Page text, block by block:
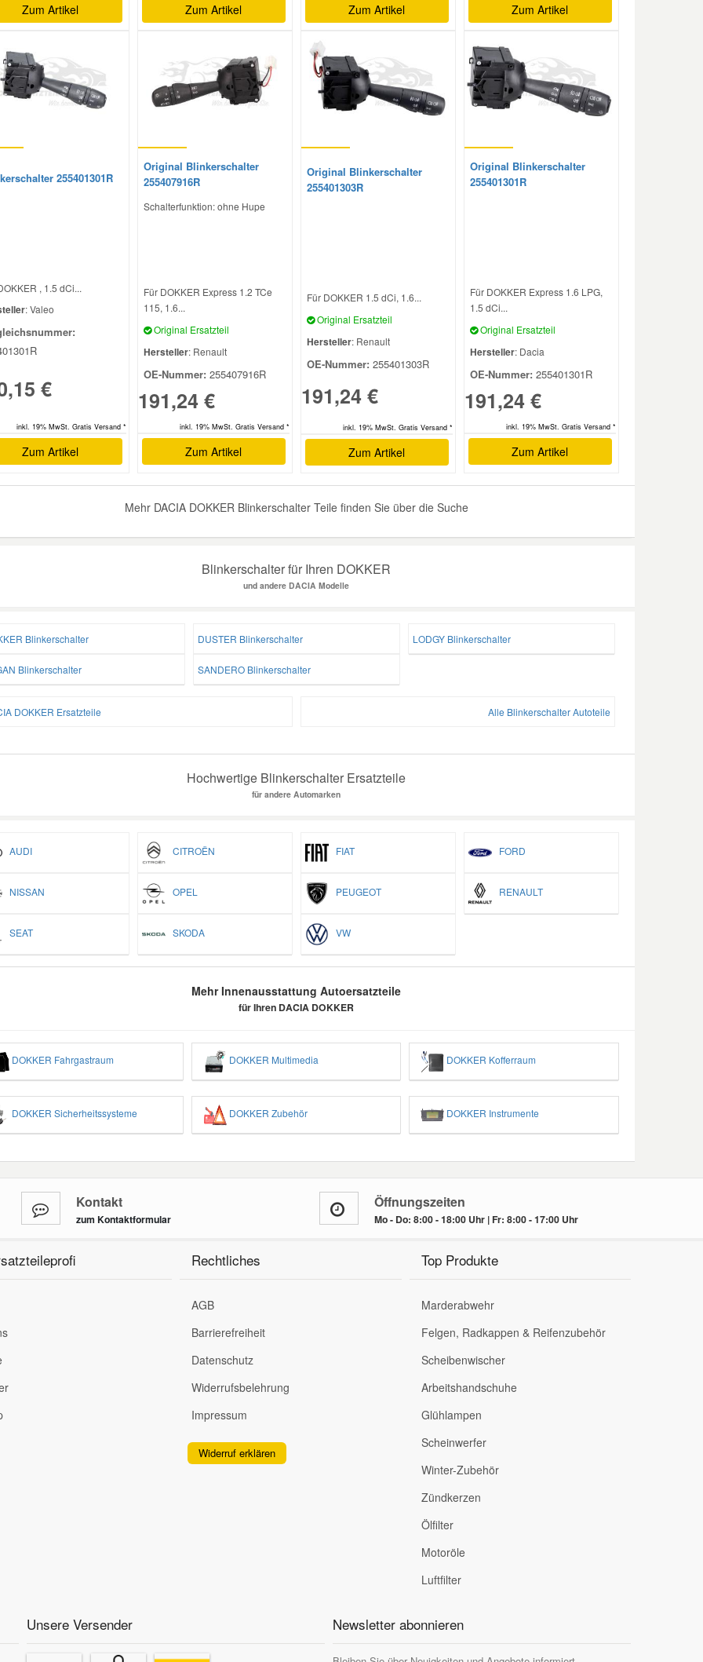
Zum Artikel Zum Artikel Zum Artikel Zum Artikel
255401301R
, 1.5 dCi...
: Valeo
€
inkl. 19% MwSt. Gratis Versand *
Zum Artikel
Original Blinkerschalter
255407916R
Schalterfunktion: ohne Hupe
Für DOKKER Express 1.2 TCe
115, 1.6...
Original Ersatzteil
Hersteller: Renault
OE-Nummer: 255407916R
191,24 €
inkl. 19% MwSt. Gratis Versand *
Zum Artikel
Original Blinkerschalter
255401303R
Für DOKKER 1.5 dCi, 1.6...
Original Ersatzteil
Hersteller: Renault
OE-Nummer: 255401303R
191,24 €
inkl. 19% MwSt. Gratis Versand *
Zum Artikel
Original Blinkerschalter
255401301R
Für DOKKER Express 1.6 LPG,
1.5 dCi...
Original Ersatzteil
Hersteller: Dacia
OE-Nummer: 255401301R
191,24 €
inkl. 19% MwSt. Gratis Versand *
Zum Artikel
Mehr DACIA DOKKER Blinkerschalter Teile finden Sie über die Suche
Blinkerschalter für Ihren DOKKER
und andere DACIA Modelle
Blinkerschalter DUSTER Blinkerschalter LODGY Blinkerschalter
Blinkerschalter SANDERO Blinkerschalter
DOKKER Ersatzteile Alle Blinkerschalter Autoteile
Hochwertige Blinkerschalter Ersatzteile
für andere Automarken
AUDI CITROËN FIAT FORD
NISSAN OPEL PEUGEOT RENAULT
SEAT SKODA VW
Mehr Innenausstattung Autoersatzteile
für Ihren DACIA DOKKER
DOKKER Fahrgastraum DOKKER Multimedia DOKKER Kofferraum
DOKKER Sicherheitssysteme DOKKER Zubehör DOKKER Instrumente
Kontakt
zum Kontaktformular
Öffnungszeiten
Mo - Do: 8:00 - 18:00 Uhr | Fr: 8:00 - 17:00 Uhr
Rechtliches
AGB
Barrierefreiheit
Datenschutz
Widerrufsbelehrung
Impressum
Widerruf erklären
Top Produkte
Marderabwehr
Felgen, Radkappen & Reifenzubehör
Scheibenwischer
Arbeitshandschuhe
Glühlampen
Scheinwerfer
Winter-Zubehör
Zündkerzen
Ölfilter
Motoröle
Luftfilter
Unsere Versender Newsletter abonnieren